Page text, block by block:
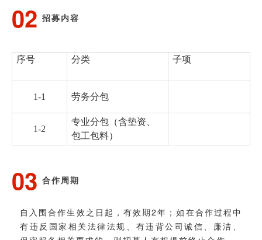
02 招募内容
序号 分类 子项
1-1 劳务分包
1-2
专业分包（含垫资、
包工包料）
03 合作周期
自入围合作生效之日起，有效期2年；如在合作过程中
有违反国家相关法律法规、有违背公司诚信、廉洁、